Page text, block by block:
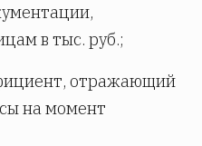
в тыс. руб.;
отражающий
на момент